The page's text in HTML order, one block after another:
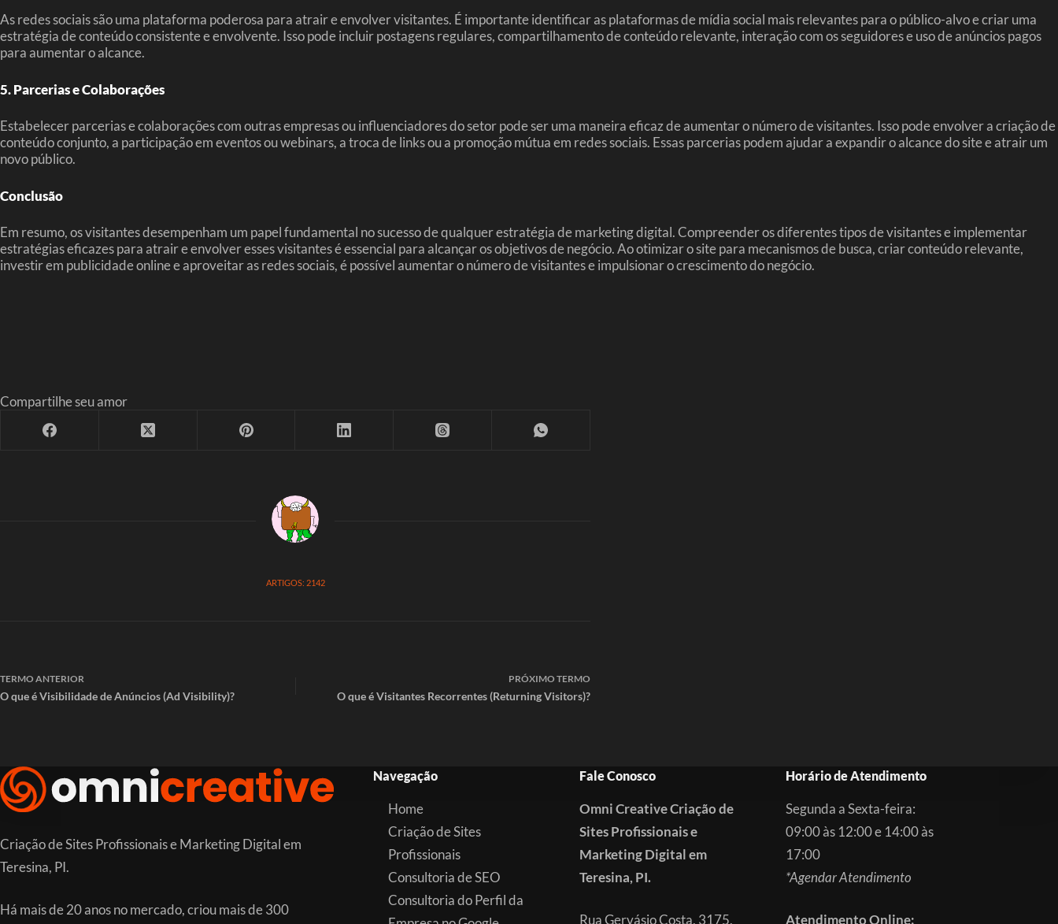
As redes sociais são uma plataforma poderosa para atrair e envolver visitantes. É importante identificar as plataformas de mídia social mais relevantes para o público-alvo e criar uma
estratégia de conteúdo consistente e envolvente. Isso pode incluir postagens regulares, compartilhamento de conteúdo relevante, interação com os seguidores e uso de anúncios pagos
para aumentar o alcance.
5. Parcerias e Colaborações
Estabelecer parcerias e colaborações com outras empresas ou influenciadores do setor pode ser uma maneira eficaz de aumentar o número de visitantes. Isso pode envolver a criação de
conteúdo conjunto, a participação em eventos ou webinars, a troca de links ou a promoção mútua em redes sociais. Essas parcerias podem ajudar a expandir o alcance do site e atrair um
novo público.
Conclusão
Em resumo, os visitantes desempenham um papel fundamental no sucesso de qualquer estratégia de marketing digital. Compreender os diferentes tipos de visitantes e implementar
estratégias eficazes para atrair e envolver esses visitantes é essencial para alcançar os objetivos de negócio. Ao otimizar o site para mecanismos de busca, criar conteúdo relevante,
investir em publicidade online e aproveitar as redes sociais, é possível aumentar o número de visitantes e impulsionar o crescimento do negócio.
Compartilhe seu amor
ARTIGOS: 2142
TERMO ANTERIOR
O que é Visibilidade de Anúncios (Ad Visibility)?
PRÓXIMO TERMO
O que é Visitantes Recorrentes (Returning Visitors)?
Criação de Sites Profissionais e Marketing Digital em
Teresina, PI.
Há mais de 20 anos no mercado, criou mais de 300
Navegação
Home
Criação de Sites
Profissionais
Consultoria de SEO
Consultoria do Perfil da
Fale Conosco
Omni Creative Criação de
Sites Profissionais e
Marketing Digital em
Teresina, PI.
Rua Gervásio Costa, 3175,
Horário de Atendimento
Segunda a Sexta-feira:
09:00 às 12:00 e 14:00 às
17:00
*Agendar Atendimento
Atendimento Online: